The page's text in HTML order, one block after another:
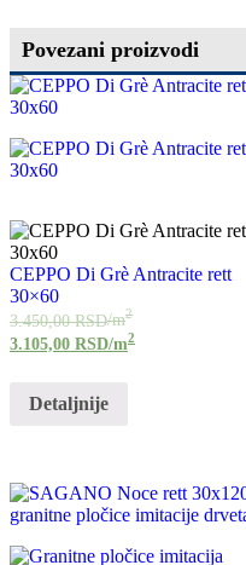
Povezani proizvodi
CEPPO Di Grè Antracite rett
30×60
3.450,00RSD/m2
3.105,00 RSD/m2
Detaljnije